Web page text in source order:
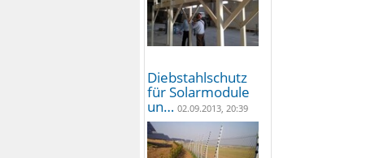
Diebstahlschutz
für Solarmodule
un… 02.09.2013, 20:39